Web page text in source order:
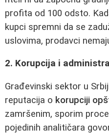
profita od 100 odsto.
kupci spremni da se
uslovima, prodavci
2. Korupcija i
Građevinski sektor u
reputacija o korupciji
zamršenim, sporim
pojedinih analitičara